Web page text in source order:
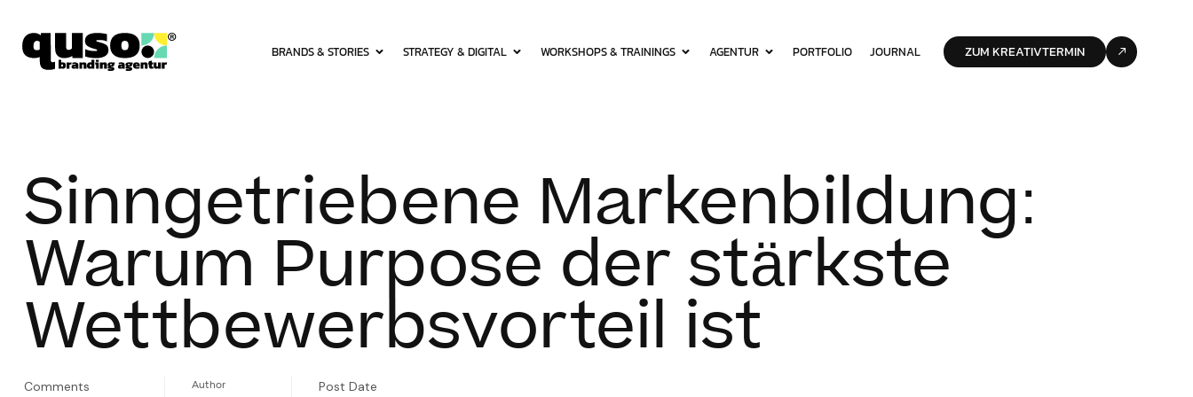
BRANDS & STORIES STRATEGY & DIGITAL WORKSHOPS & TRAININGS AGENTUR PORTFOLIO JOURNAL ZUM KREATIVTERMIN
Sinngetriebene Markenbildung:
Warum Purpose der stärkste
Wettbewerbsvorteil ist
Comments Author Post Date